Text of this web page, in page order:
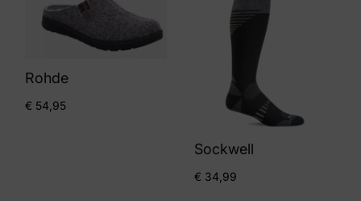
Rohde
€ 54,95
Sockwell
€ 34,99